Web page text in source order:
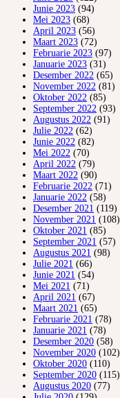
Junie 2023 (94)
Mei 2023 (68)
April 2023 (56)
Maart 2023 (72)
Februarie 2023 (97)
Januarie 2023 (31)
Desember 2022 (65)
November 2022 (81)
Oktober 2022 (85)
September 2022 (93)
Augustus 2022 (91)
Julie 2022 (62)
Junie 2022 (82)
Mei 2022 (70)
April 2022 (79)
Maart 2022 (90)
Februarie 2022 (71)
Januarie 2022 (58)
Desember 2021 (119)
November 2021 (108)
Oktober 2021 (85)
September 2021 (57)
Augustus 2021 (98)
Julie 2021 (66)
Junie 2021 (54)
Mei 2021 (71)
April 2021 (67)
Maart 2021 (65)
Februarie 2021 (78)
Januarie 2021 (78)
Desember 2020 (58)
November 2020 (102)
Oktober 2020 (110)
September 2020 (115)
Augustus 2020 (77)